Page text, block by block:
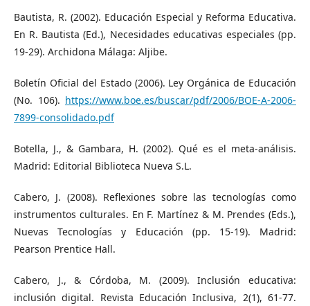
Bautista, R. (2002). Educación Especial y Reforma Educativa.
En R. Bautista (Ed.), Necesidades educativas especiales (pp.
19-29). Archidona Málaga: Aljibe.
Boletín Oficial del Estado (2006). Ley Orgánica de Educación
(No. 106). https://www.boe.es/buscar/pdf/2006/BOE-A-2006-
7899-consolidado.pdf
Botella, J., & Gambara, H. (2002). Qué es el meta-análisis.
Madrid: Editorial Biblioteca Nueva S.L.
Cabero, J. (2008). Reflexiones sobre las tecnologías como
instrumentos culturales. En F. Martínez & M. Prendes (Eds.),
Nuevas Tecnologías y Educación (pp. 15-19). Madrid:
Pearson Prentice Hall.
Cabero, J., & Córdoba, M. (2009). Inclusión educativa:
inclusión digital. Revista Educación Inclusiva, 2(1), 61-77.